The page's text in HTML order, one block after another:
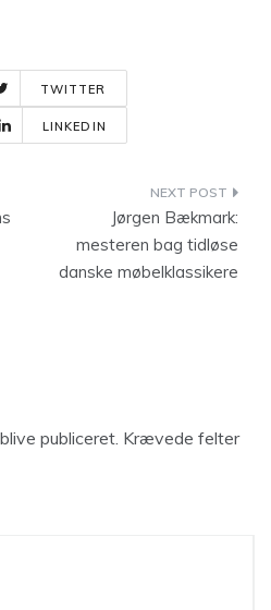
TWITTER
LINKEDIN
Jørgen Bækmark:
mesteren bag tidløse
danske møbelklassikere
publiceret. Krævede felter